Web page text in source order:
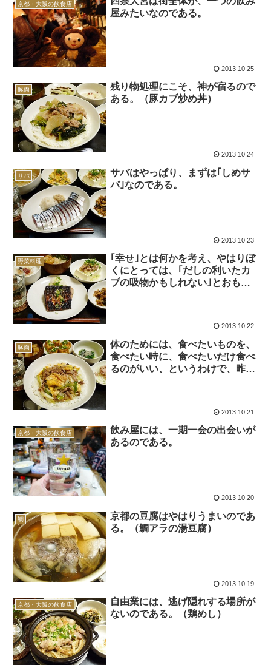
京都・大阪の飲食店
屋みたいなのである。
2013.10.25
豚肉
残り物処理にこそ、神が宿るので
ある。（豚カブ炒め丼）
2013.10.24
サバ
サバはやっぱり、まずは｢しめサ
バ｣なのである。
2013.10.23
野菜料理
｢幸せ｣とは何かを考え、やはりぼ
くにとっては、｢だしの利いたカ
ブの吸物かもしれない｣とおもっ
2013.10.22
豚肉
体のためには、食べたいものを、
食べたい時に、食べたいだけ食べ
るのがいい、というわけで、昨日
2013.10.21
京都・大阪の飲食店
飲み屋には、一期一会の出会いが
あるのである。
2013.10.20
鯛
京都の豆腐はやはりうまいのであ
る。（鯛アラの湯豆腐）
2013.10.19
京都・大阪の飲食店
自由業には、逃げ隠れする場所が
ないのである。（鶏めし）